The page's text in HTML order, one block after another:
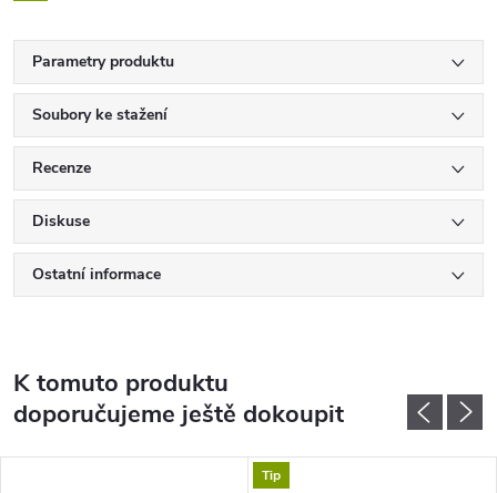
Parametry produktu
Soubory ke stažení
Recenze
Diskuse
Ostatní informace
K tomuto produktu
doporučujeme ještě dokoupit
Tip